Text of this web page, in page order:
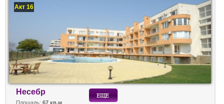
Акт 16
Несебр
Площадь: 67 кв.м